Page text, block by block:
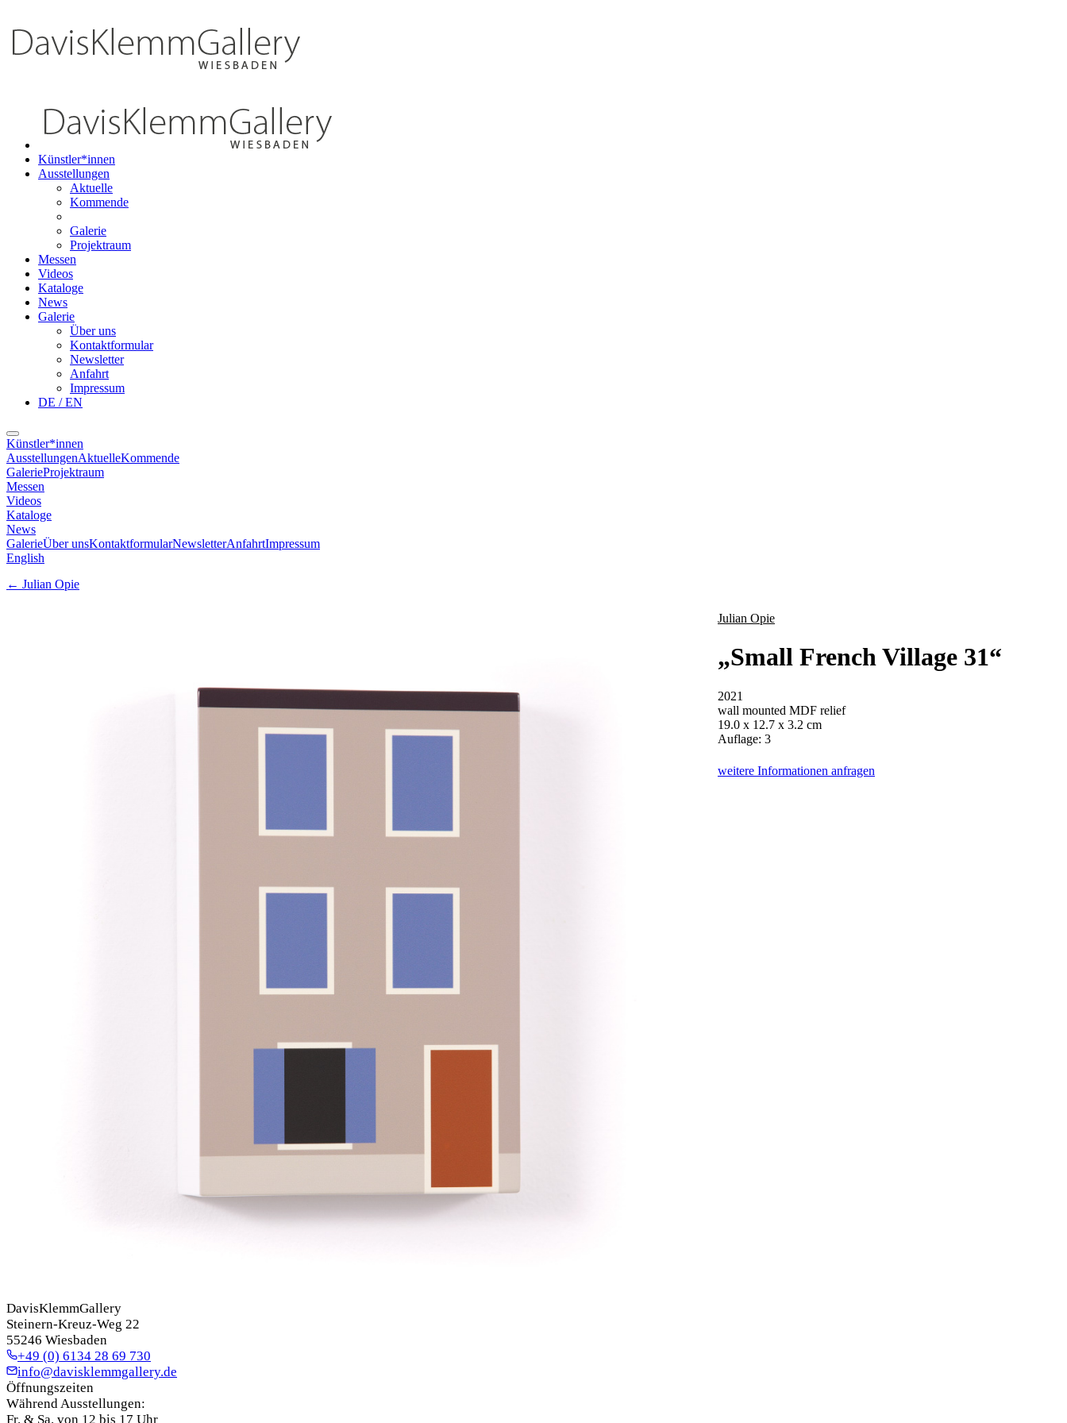
Künstler*innen
Ausstellungen
Aktuelle
Kommende
Galerie
Projektraum
Messen
Videos
Kataloge
News
Galerie
Über uns
Kontaktformular
Newsletter
Anfahrt
Impressum
DE / EN
Künstler*innen
AusstellungenAktuelleKommende
GalerieProjektraum
Messen
Videos
Kataloge
News
GalerieÜber unsKontaktformularNewsletterAnfahrtImpressum
English
← Julian Opie
Julian Opie
„Small French Village 31“
2021
wall mounted MDF relief
19.0 x 12.7 x 3.2 cm
Auflage: 3
weitere Informationen anfragen
DavisKlemmGallery
Steinern-Kreuz-Weg 22
55246 Wiesbaden
+49 (0) 6134 28 69 730
info@davisklemmgallery.de
Öffnungszeiten
Während Ausstellungen:
Fr. & Sa. von 12 bis 17 Uhr